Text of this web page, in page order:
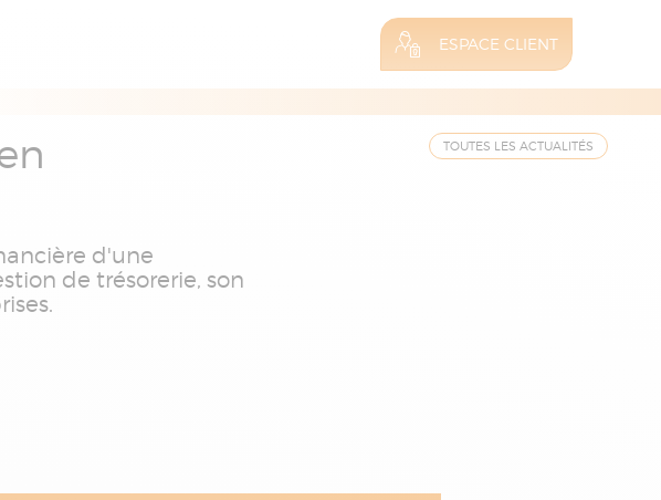
ESPACE CLIENT
d'une
de trésorerie, son
TOUTES LES ACTUALITÉS